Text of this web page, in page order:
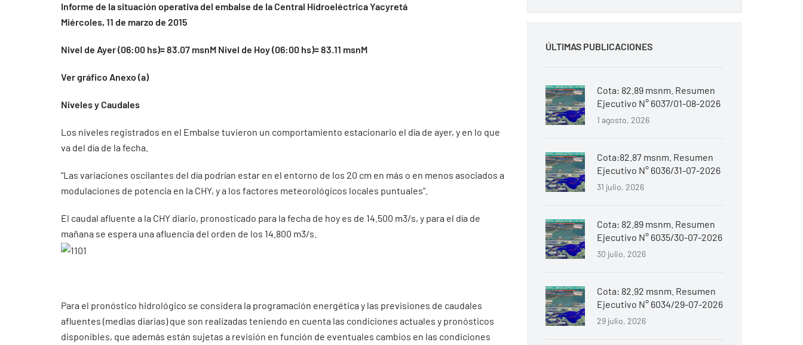
Informe de la situación operativa del embalse de la Central Hidroeléctrica Yacyretá
Miércoles, 11 de marzo de 2015
Nivel de Ayer (06:00 hs)= 83.07 msnM Nivel de Hoy (06:00 hs)= 83.11 msnM
Ver gráfico Anexo (a)
Niveles y Caudales
Los niveles registrados en el Embalse tuvieron un comportamiento estacionario el día de ayer, y en lo que
va del día de la fecha.
“Las variaciones oscilantes del día podrían estar en el entorno de los 20 cm en más o en menos asociados a
modulaciones de potencia en la CHY, y a los factores meteorológicos locales puntuales”.
El caudal afluente a la CHY diario, pronosticado para la fecha de hoy es de 14.500 m3/s, y para el día de
mañana se espera una afluencia del orden de los 14.800 m3/s.
Para el pronóstico hidrológico se considera la programación energética y las previsiones de caudales
afluentes (medias diarias) que son realizadas teniendo en cuenta las condiciones actuales y pronósticos
disponibles, que además están sujetas a revisión en función de eventuales cambios en las condiciones
ÚLTIMAS PUBLICACIONES
Cota: 82.89 msnm. Resumen
Ejecutivo N° 6037/01-08-2026
1 agosto, 2026
Cota:82.87 msnm. Resumen
Ejecutivo N° 6036/31-07-2026
31 julio, 2026
Cota: 82.89 msnm. Resumen
Ejecutivo N° 6035/30-07-2026
30 julio, 2026
Cota: 82.92 msnm. Resumen
Ejecutivo N° 6034/29-07-2026
29 julio, 2026